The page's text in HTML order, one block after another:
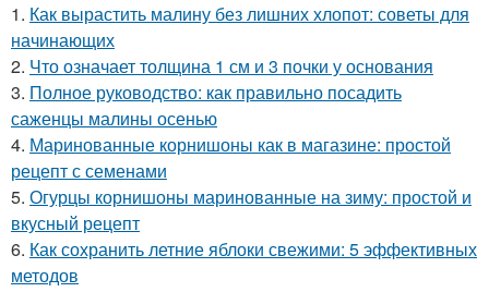
1. Как вырастить малину без лишних хлопот: советы для
начинающих
2. Что означает толщина 1 см и 3 почки у основания
3. Полное руководство: как правильно посадить
саженцы малины осенью
4. Маринованные корнишоны как в магазине: простой
рецепт с семенами
5. Огурцы корнишоны маринованные на зиму: простой и
вкусный рецепт
6. Как сохранить летние яблоки свежими: 5 эффективных
методов